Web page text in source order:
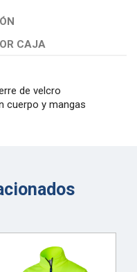
CAJA
de velcro
cuerpo y mangas